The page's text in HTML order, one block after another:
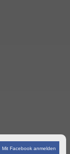
Mit Facebook anmelden